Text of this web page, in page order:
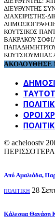
ΔΙΕΥΘΥΝΤΗΣ
ΔΙΑΧΕΙΡΙΣΤΗΣ-
ΔΗΜΟΣΙΟΓΡΑΦΟΙ:
ΚΟΥΤΣΙΚΟΣ
ΒΑΚΡΑΚΟΥ
ΚΟΥΤΣΙΟΥΜΠΑΣ
ΑΚΟΛΟΥΘΗΣΕ
ΌΡΟΙ
© acheloostv
Από Αμαλιάδα,
ΠΟΛΙΤΙΚΗ 28
Κάλεσμα Θανάση